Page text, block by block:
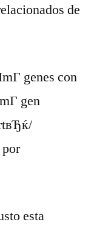
de
genes con
gen
esta